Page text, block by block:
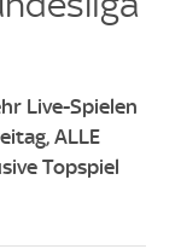
Live-Spielen
ALLE
Topspiel